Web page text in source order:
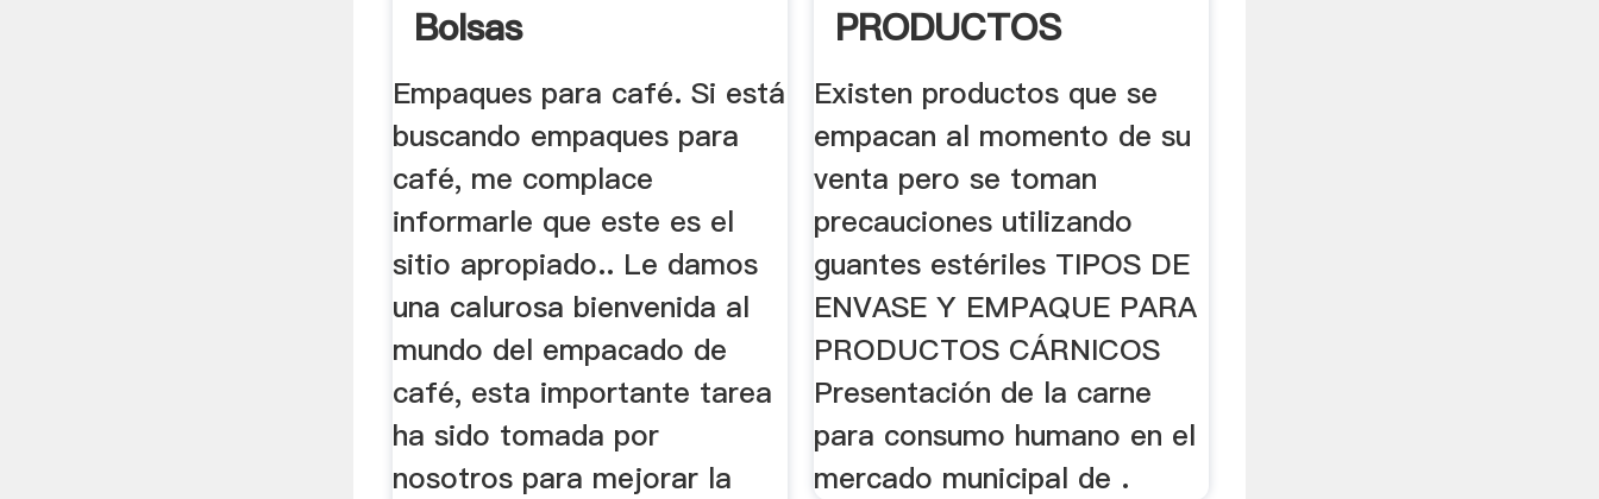
Bolsas
Empaques para café. Si está
buscando empaques para
café, me complace
informarle que este es el
sitio apropiado.. Le damos
una calurosa bienvenida al
mundo del empacado de
café, esta importante tarea
ha sido tomada por
nosotros para mejorar la
PRODUCTOS
CÁRNICOS By ...
Existen productos que se
empacan al momento de su
venta pero se toman
precauciones utilizando
guantes estériles TIPOS DE
ENVASE Y EMPAQUE PARA
PRODUCTOS CÁRNICOS
Presentación de la carne
para consumo humano en el
mercado municipal de .